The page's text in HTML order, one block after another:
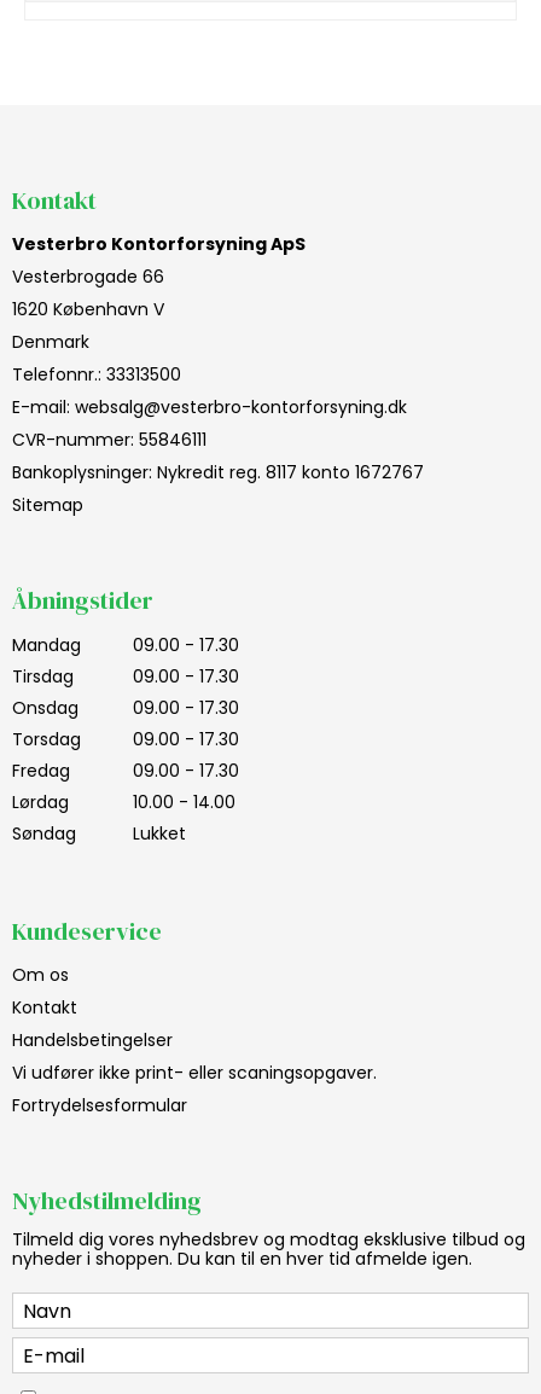
Kontakt
Vesterbro Kontorforsyning ApS
Vesterbrogade 66
1620 København V
Denmark
Telefonnr.: 33313500
E-mail: websalg@vesterbro-kontorforsyning.dk
CVR-nummer: 55846111
Bankoplysninger: Nykredit reg. 8117 konto 1672767
Sitemap
Åbningstider
Mandag
09.00 - 17.30
Tirsdag
09.00 - 17.30
Onsdag
09.00 - 17.30
Torsdag
09.00 - 17.30
Fredag
09.00 - 17.30
Lørdag
10.00 - 14.00
Søndag
Lukket
Kundeservice
Om os
Kontakt
Handelsbetingelser
Vi udfører ikke print- eller scaningsopgaver.
Fortrydelsesformular
Nyhedstilmelding
Tilmeld dig vores nyhedsbrev og modtag eksklusive tilbud og
nyheder i shoppen. Du kan til en hver tid afmelde igen.